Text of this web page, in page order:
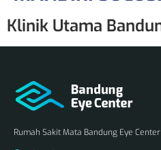
Klinik Utama
Rumah Sakit Mata Bandung Eye Center